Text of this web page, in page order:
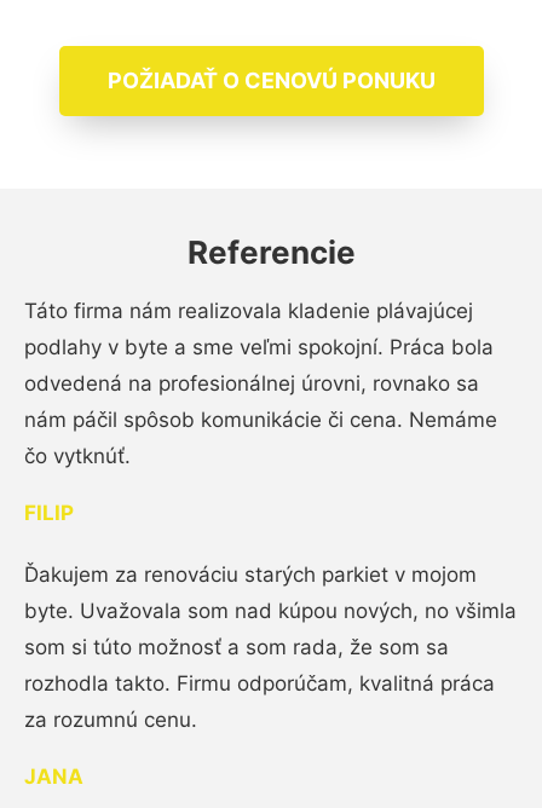
POŽIADAŤ O CENOVÚ PONUKU
Referencie
Táto firma nám realizovala kladenie plávajúcej
podlahy v byte a sme veľmi spokojní. Práca bola
odvedená na profesionálnej úrovni, rovnako sa
nám páčil spôsob komunikácie či cena. Nemáme
čo vytknúť.
FILIP
Ďakujem za renováciu starých parkiet v mojom
byte. Uvažovala som nad kúpou nových, no všimla
som si túto možnosť a som rada, že som sa
rozhodla takto. Firmu odporúčam, kvalitná práca
za rozumnú cenu.
JANA